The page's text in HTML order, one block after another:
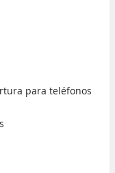
para teléfonos